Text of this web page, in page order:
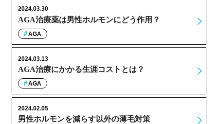
AGA治療薬は男性ホルモンにどう作用？
2024.03.30
AGA
AGA治療にかかる生涯コストとは？
2024.03.13
AGA
男性ホルモンを減らす以外の薄毛対策
2024.02.05